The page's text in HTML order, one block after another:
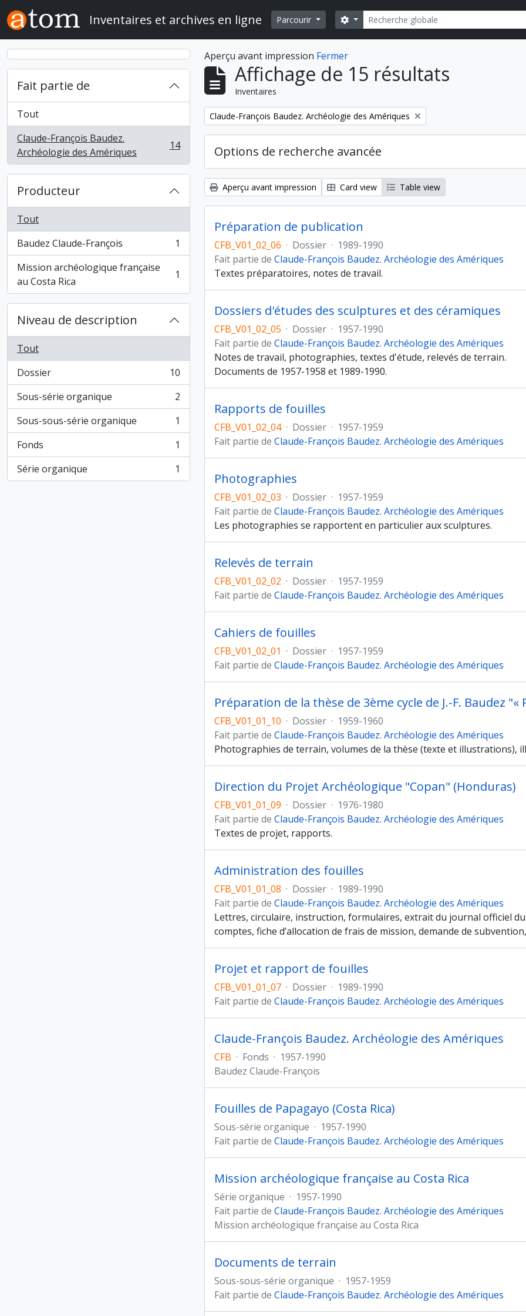
Skip to main content
Inventaires et archives en ligne Parcourir Rechercher
Search options
Fait partie de
Tout
Claude-François Baudez.
Archéologie des Amériques
, 14 résultats 14
Producteur
Tout
Baudez Claude-François
, 1 résultats
1
Mission archéologique française
au Costa Rica
, 1 résultats 1
Niveau de description
Tout
Dossier
, 10 résultats
10
Sous-série organique
, 2 résultats
2
Sous-sous-série organique
, 1 résultats
1
Fonds
, 1 résultats
1
Série organique
, 1 résultats 1
Aperçu avant impression Fermer
Affichage de 15 résultats
Inventaires
Remove filter:
Claude-François Baudez. Archéologie des Amériques
Options de recherche avancée
Aperçu avant impression Card view Table view
Préparation de publication
CFB_V01_02_06 · Dossier · 1989-1990
Fait partie de Claude-François Baudez. Archéologie des Amériques
Textes préparatoires, notes de travail.
Dossiers d'études des sculptures et des céramiques
CFB_V01_02_05 · Dossier · 1957-1990
Fait partie de Claude-François Baudez. Archéologie des Amériques
Notes de travail, photographies, textes d'étude, relevés de terrain.
Documents de 1957-1958 et 1989-1990.
Rapports de fouilles
CFB_V01_02_04 · Dossier · 1957-1959
Fait partie de Claude-François Baudez. Archéologie des Amériques
Photographies
CFB_V01_02_03 · Dossier · 1957-1959
Fait partie de Claude-François Baudez. Archéologie des Amériques
Les photographies se rapportent en particulier aux sculptures.
Relevés de terrain
CFB_V01_02_02 · Dossier · 1957-1959
Fait partie de Claude-François Baudez. Archéologie des Amériques
Cahiers de fouilles
CFB_V01_02_01 · Dossier · 1957-1959
Fait partie de Claude-François Baudez. Archéologie des Amériques
CFB_V01_01_10 · Dossier · 1959-1960
Fait partie de Claude-François Baudez. Archéologie des Amériques
Photographies de terrain, volumes de la thèse (texte et illustrations),
Direction du Projet Archéologique "Copan" (Honduras)
CFB_V01_01_09 · Dossier · 1976-1980
Fait partie de Claude-François Baudez. Archéologie des Amériques
Textes de projet, rapports.
Administration des fouilles
CFB_V01_01_08 · Dossier · 1989-1990
Fait partie de Claude-François Baudez. Archéologie des Amériques
Lettres, circulaire, instruction, formulaires, extrait du journal officiel
comptes, fiche d’allocation de frais de mission, demande de
Projet et rapport de fouilles
CFB_V01_01_07 · Dossier · 1989-1990
Fait partie de Claude-François Baudez. Archéologie des Amériques
Claude-François Baudez. Archéologie des Amériques
CFB · Fonds · 1957-1990
Baudez Claude-François
Fouilles de Papagayo (Costa Rica)
Sous-série organique · 1957-1990
Fait partie de Claude-François Baudez. Archéologie des Amériques
Mission archéologique française au Costa Rica
Série organique · 1957-1990
Fait partie de Claude-François Baudez. Archéologie des Amériques
Mission archéologique française au Costa Rica
Documents de terrain
Sous-sous-série organique · 1957-1959
Fait partie de Claude-François Baudez. Archéologie des Amériques